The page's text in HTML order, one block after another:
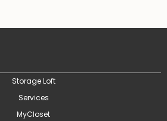
Storage Loft
Services
MyCloset